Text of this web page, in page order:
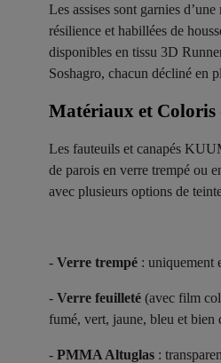
Les assises sont garnies d’une
résilience et habillées de
disponibles en tissu 3D
Soshagro, chacun décliné en
Matériaux et Coloris
Les fauteuils et canapés
de parois en verre trempé ou
avec plusieurs options de
- Verre trempé : uniquement
- Verre feuilleté (avec film
fumé, vert, jaune, bleu et bien
- PMMA Altuglas :